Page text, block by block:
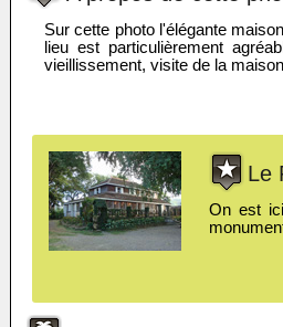
Sur cette photo l'élégante
lieu est particulièrement
vieillissement, visite de la
Le
On est